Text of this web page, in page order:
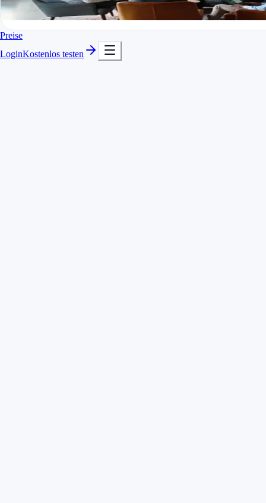
In Minuten startklar
Kostenlos testen
Preise
LoginKostenlos testen